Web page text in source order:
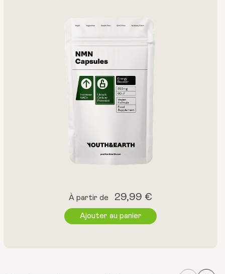
Prix
normal
À partir de 29,99 €
Ajouter au panier